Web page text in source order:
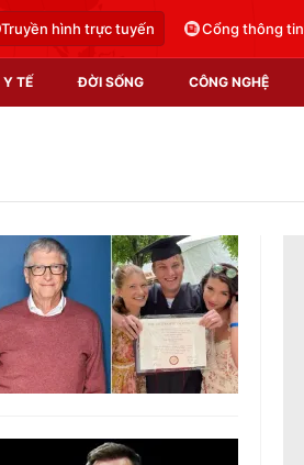
Truyền hình trực tuyến Cổng thông tin
Y TẾ ĐỜI SỐNG CÔNG NGHỆ
Video
Shorts video
Podcast
EMagazine
Photo